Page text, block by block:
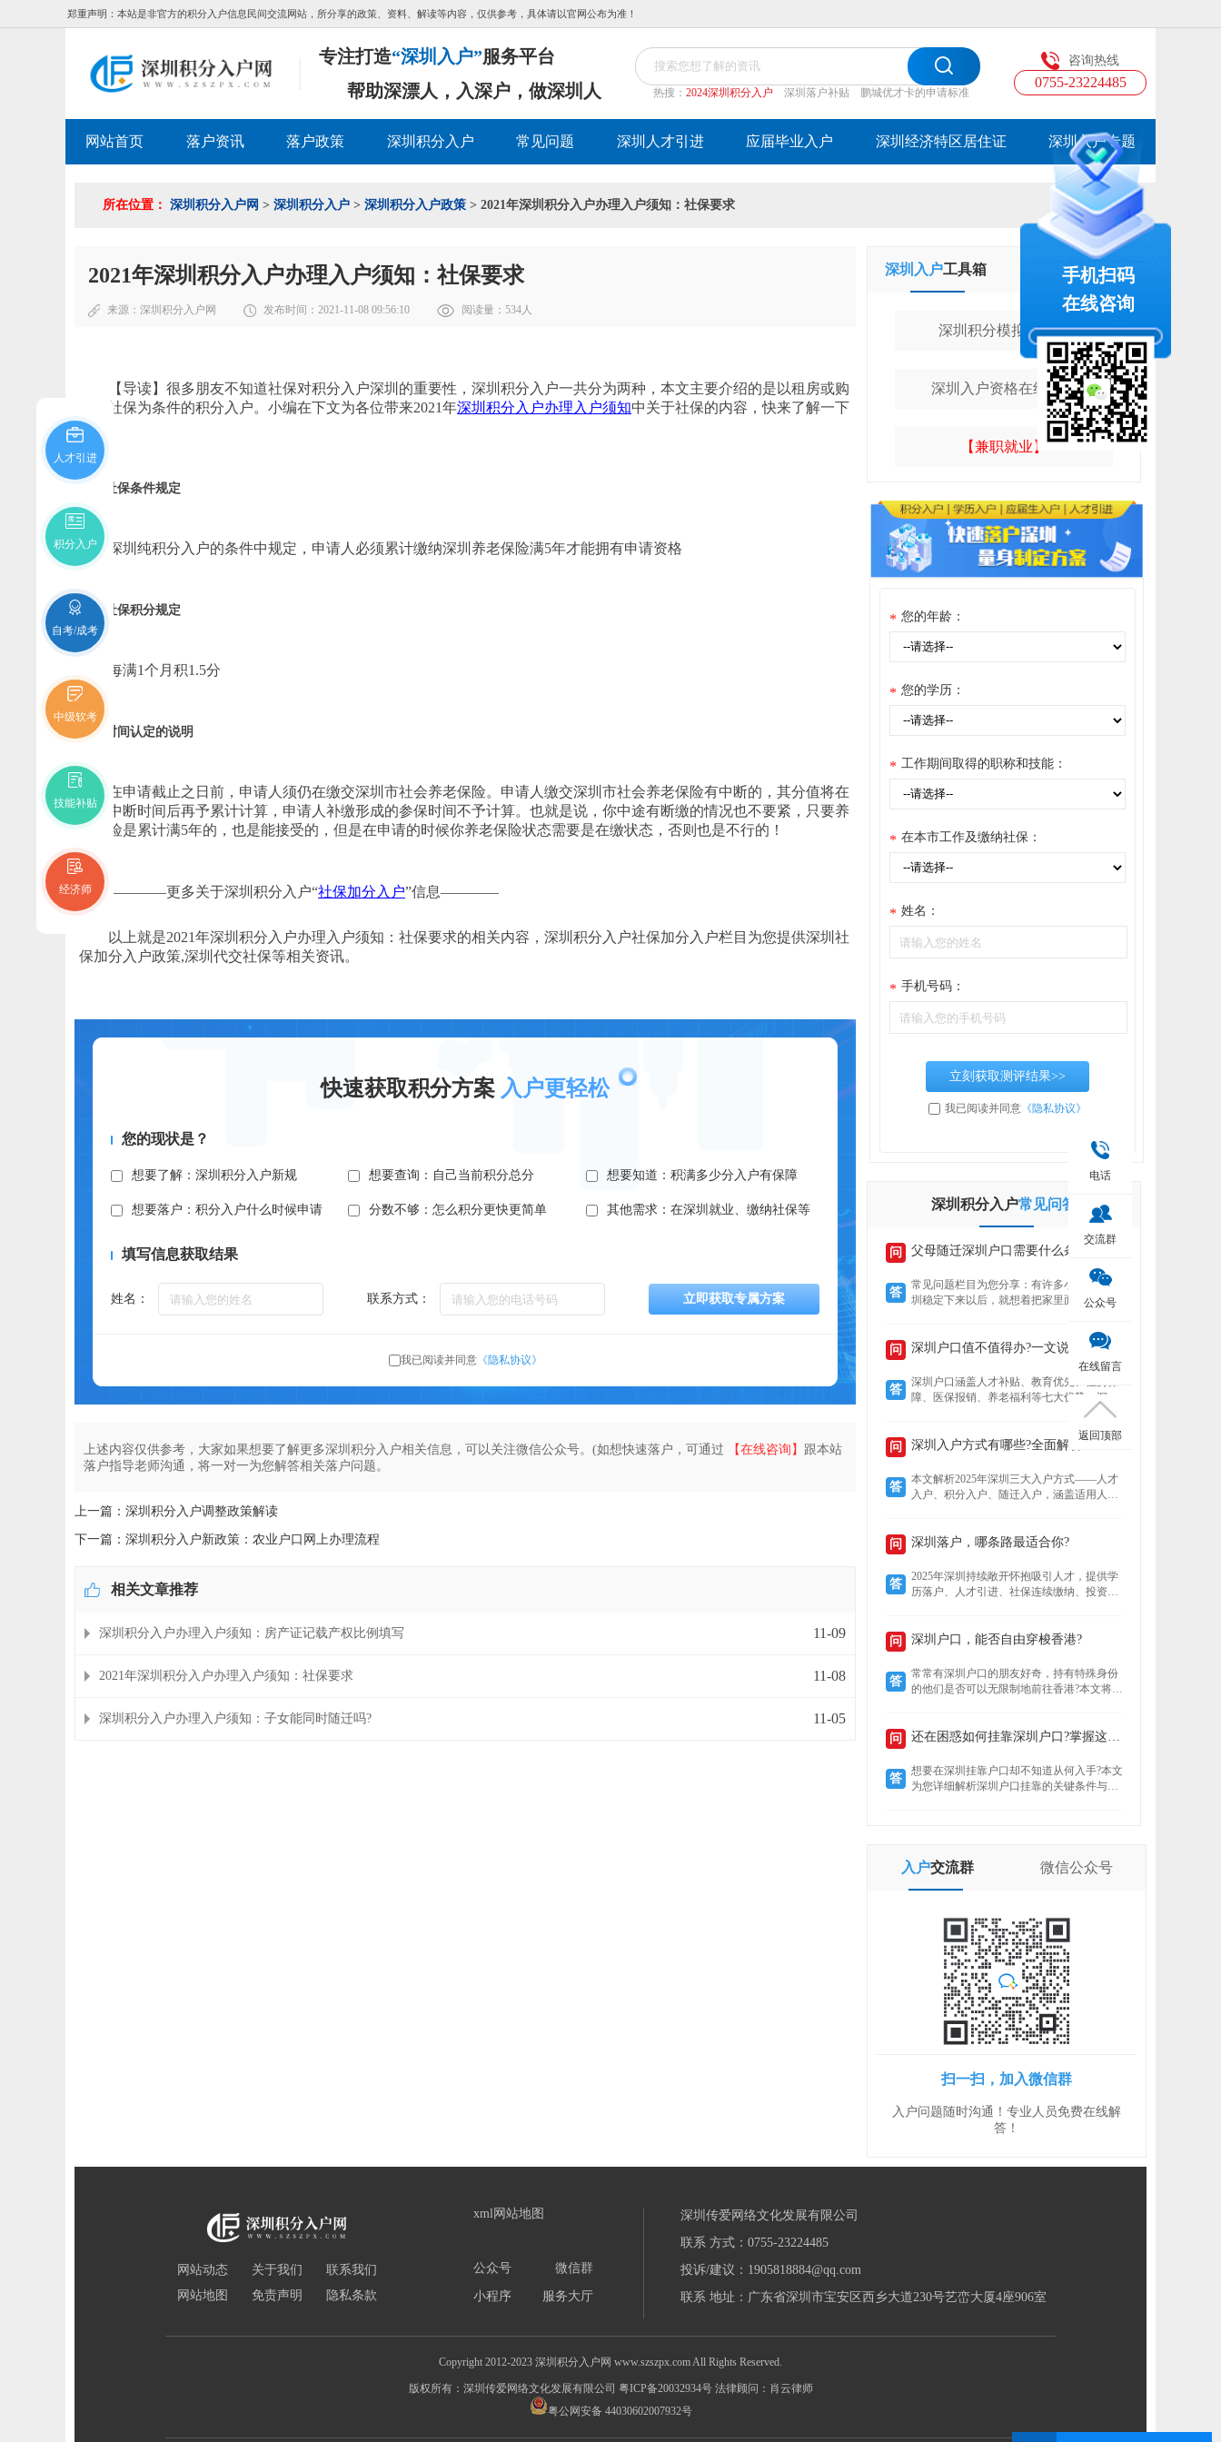
郑重声明：本站是非官方的积分入户信息民间交流网站，所分享的政策、资料、解读等内容，仅供参考，具体请以官网公布为准！
专注打造“深圳入户”服务平台
帮助深漂人，入深户，做深圳人
热搜： 2024深圳积分入户 深圳落户补贴 鹏城优才卡的申请标准
咨询热线
0755-23224485
网站首页 落户资讯 落户政策 深圳积分入户 常见问题 深圳人才引进 应届毕业入户 深圳经济特区居住证 深圳入户专题
所在位置： 深圳积分入户网 > 深圳积分入户 > 深圳积分入户政策 > 2021年深圳积分入户办理入户须知：社保要求
2021年深圳积分入户办理入户须知：社保要求
来源：深圳积分入户网 发布时间：2021-11-08 09:56:10 阅读量：534人
【导读】很多朋友不知道社保对积分入户深圳的重要性，深圳积分入户一共分为两种，本文主要介绍的是以租房或购
房、社保为条件的积分入户。小编在下文为各位带来2021年深圳积分入户办理入户须知中关于社保的内容，快来了解一下
吧！
社保条件规定
深圳纯积分入户的条件中规定，申请人必须累计缴纳深圳养老保险满5年才能拥有申请资格
社保积分规定
每满1个月积1.5分
时间认定的说明
在申请截止之日前，申请人须仍在缴交深圳市社会养老保险。申请人缴交深圳市社会养老保险有中断的，其分值将在
剔除中断时间后再予累计计算，申请人补缴形成的参保时间不予计算。也就是说，你中途有断缴的情况也不要紧，只要养
老保险是累计满5年的，也是能接受的，但是在申请的时候你养老保险状态需要是在缴状态，否则也是不行的！
————更多关于深圳积分入户“社保加分入户”信息————
以上就是2021年深圳积分入户办理入户须知：社保要求的相关内容，深圳积分入户社保加分入户栏目为您提供深圳社
保加分入户政策,深圳代交社保等相关资讯。
快速获取积分方案 入户更轻松
您的现状是？
想要了解：深圳积分入户新规 想要查询：自己当前积分总分 想要知道：积满多少分入户有保障
想要落户：积分入户什么时候申请 分数不够：怎么积分更快更简单 其他需求：在深圳就业、缴纳社保等
填写信息获取结果
姓名： 联系方式： 立即获取专属方案
我已阅读并同意《隐私协议》
上述内容仅供参考，大家如果想要了解更多深圳积分入户相关信息，可以关注微信公众号。(如想快速落户，可通过 【在线咨询】 跟本站
落户指导老师沟通，将一对一为您解答相关落户问题。
上一篇：深圳积分入户调整政策解读
下一篇：深圳积分入户新政策：农业户口网上办理流程
相关文章推荐
深圳积分入户办理入户须知：房产证记载产权比例填写 11-09
2021年深圳积分入户办理入户须知：社保要求 11-08
深圳积分入户办理入户须知：子女能同时随迁吗? 11-05
深圳入户工具箱 学历提升工具箱
深圳积分模拟计算器
深圳入户资格在线测评
【兼职就业】
* 您的年龄：
* 您的学历：
* 工作期间取得的职称和技能：
* 在本市工作及缴纳社保：
* 姓名：
* 手机号码：
立刻获取测评结果>>
我已阅读并同意 《隐私协议》
深圳积分入户常见问答
问 父母随迁深圳户口需要什么条件？
答
常见问题栏目为您分享：有许多小伙伴在深
圳稳定下来以后，就想着把家里面的老人接
也迁过来，下文就为您介绍老人迁户口过来
以后有什么好处？然后再来了解，父母随迁
问 深圳户口值不值得办?一文说清7大核心优势!
答
深圳户口涵盖人才补贴、教育优先、住房保
障、医保报销、养老福利等七大优势。深户
可领本科至博士补贴，子女享公立学位及中
考加分，住房成本低至市场30%，医保报销
比例高达95%，退休养老金更高，且支持全
价值。
问 深圳入户方式有哪些?全面解析!
答
本文解析2025年深圳三大入户方式——人才
入户、积分入户、随迁入户，涵盖适用人
历要求但竞争激烈，随迁入户条件宽松，助
问 深圳落户，哪条路最适合你?
答
2025年深圳持续敞开怀抱吸引人才，提供学
历落户、人才引进、社保连续缴纳、投资创
定就业者还是创业者，总有一条通道助你扎
自身条件，是高效落户的关键。
问 深圳户口，能否自由穿梭香港?
答
常常有深圳户口的朋友好奇，持有特殊身份
的他们是否可以无限制地前往香港?本文将揭
问 还在困惑如何挂靠深圳户口?掌握这些要点轻松...
答
想要在深圳挂靠户口却不知道从何入手?本文
为您详细解析深圳户口挂靠的关键条件与所
入户交流群 微信公众号
扫一扫，加入微信群
入户问题随时沟通！专业人员免费在线解
答！
网站动态 关于我们
联系我们
网站地图
免责声明 隐私条款
xml网站地图
公众号 微信群
小程序 服务大厅
深圳传爱网络文化发展有限公司
联系 方式：0755-23224485
投诉/建议：1905818884@qq.com
联系 地址：广东省深圳市宝安区西乡大道230号艺峦大厦4座906室
Copyright 2012-2023 深圳积分入户网 www.szszpx.com All Rights Reserved.
版权所有：深圳传爱网络文化发展有限公司 粤ICP备20032934号法律顾问：肖云律师
粤公网安备 44030602007932号
人才引进
积分入户
自考/成考
中级软考
技能补贴
经济师
手机扫码
在线咨询
电话
交流群
公众号
在线留言
返回顶部